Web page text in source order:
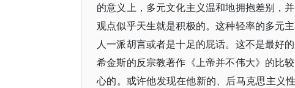
的意义上，多元文化主义温和地拥抱差别，
观点似乎天生就是积极的。这种轻率的多元
人一派胡言或者是十足的屁话。这不是最好
希金斯的反宗教著作《上帝并不伟大》的比
心的。或许他发现在他新的、后马克思主义